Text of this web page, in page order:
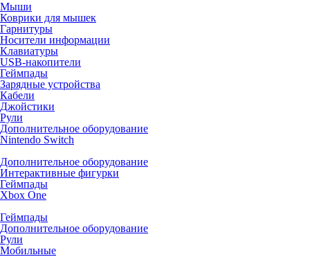
Мыши
Коврики для мышек
Гарнитуры
Носители информации
Клавиатуры
USB-накопители
Геймпады
Зарядные устройства
Кабели
Джойстики
Рули
Дополнительное оборудование
Nintendo Switch
Дополнительное оборудование
Интерактивные фигурки
Геймпады
Xbox One
Геймпады
Дополнительное оборудование
Рули
Мобильные